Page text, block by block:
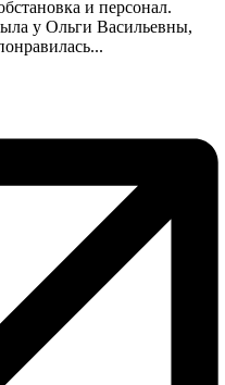
и персонал.
у Ольги Васильевны,
...